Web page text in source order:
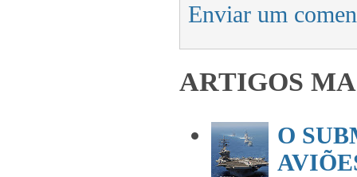
Enviar um
ARTIGOS
O